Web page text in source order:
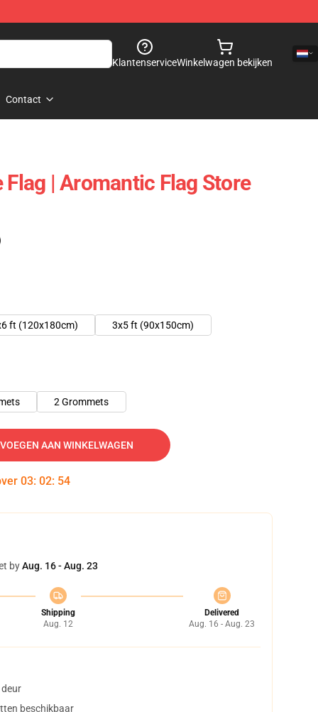
KlantenserviceWinkelwagen bekijken
Contact
| Aromantic Flag Store
ft (120x180cm)
3x5 ft (90x150cm)
2 Grommets
AAN WINKELWAGEN
03: 02: 54
byAug. 16 - Aug. 23
Shipping
Aug. 12
Delivered
Aug. 16 - Aug. 23
beschikbaar